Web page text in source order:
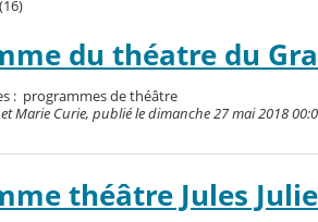
du théatre du
: programmes de théâtre
Marie Curie, publié le dimanche 27 mai 2018
théâtre Jules